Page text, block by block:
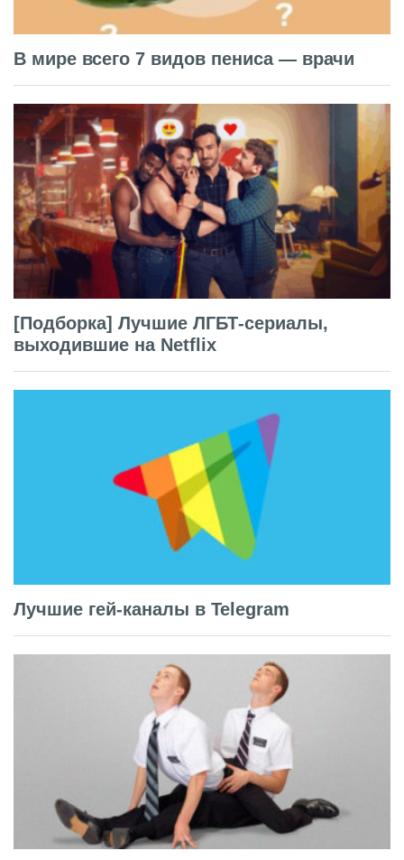
В мире всего 7 видов пениса — врачи
[Подборка] Лучшие ЛГБТ-сериалы,
выходившие на Netflix
Лучшие гей-каналы в Telegram